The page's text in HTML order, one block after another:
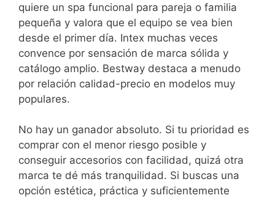
quiere un spa funcional para pareja o familia
pequeña y valora que el equipo se vea bien
desde el primer día. Intex muchas veces
convence por sensación de marca sólida y
catálogo amplio. Bestway destaca a menudo
por relación calidad-precio en modelos muy
populares.
No hay un ganador absoluto. Si tu prioridad es
comprar con el menor riesgo posible y
conseguir accesorios con facilidad, quizá otra
marca te dé más tranquilidad. Si buscas una
opción estética, práctica y suficientemente